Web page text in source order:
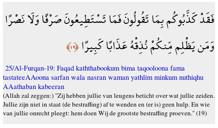
فَقَدْ كَذَّبُوكُم بِمَا تَقُولُونَ فَمَا تَسْتَطِيعُونَ صَرْفًا وَلَا نَصْرًا
وَمَن يَظْلِم مِّنكُمْ نُذِقْهُ عَذَابًا كَبِيرًا﴿١٩﴾
25/Al-Furqan-19: Faqad kaththabookum bima taqooloona fama
tastateeAAoona sarfan wala nasran waman yathlim minkum nuthiqhu
AAathaban kabeeran
(Allah zal zeggen:) "Zij hebben jullie van leugens beticht over wat jullie zeiden.
Jullie zijn niet in staat (de bestraffing) af te wenden en (er is) geen hulp. En wie
van jullie onrecht pleegt: hem doen Wij de grootste bestraffing proeven." (19)